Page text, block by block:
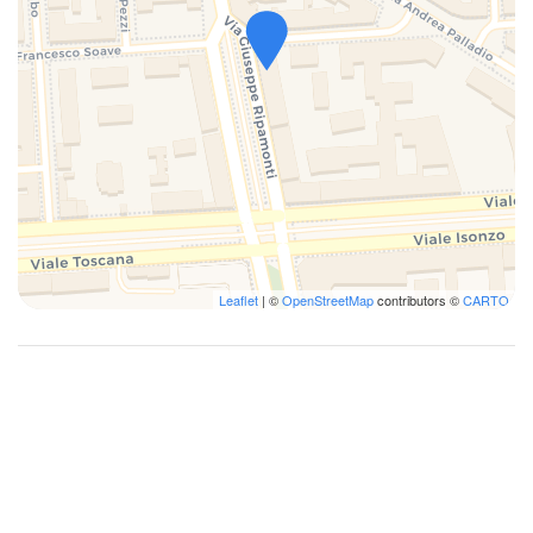
Serviettes de toilette
Shampooing
Trousse premiers secours
TV
Verres
Leaflet | ©OpenStreetMapcontributors ©CARTO